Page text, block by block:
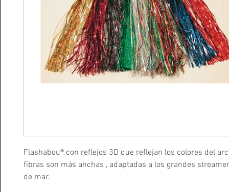
Flashabou® con reflejos 3D que reflejan los colores del
fibras son más anchas , adaptadas a los grandes
de mar.